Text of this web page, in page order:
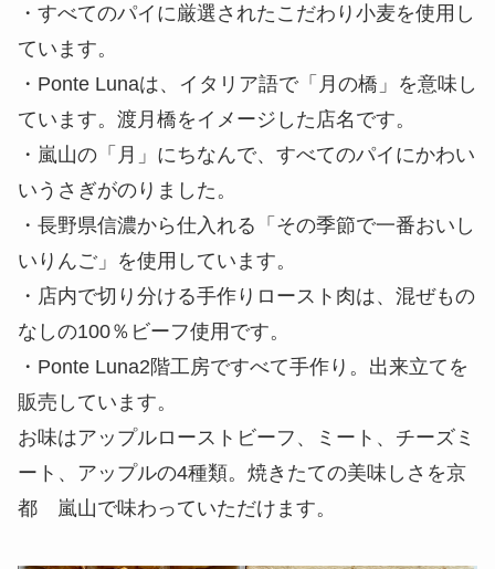
・すべてのパイに厳選されたこだわり小麦を使用し
ています。
・Ponte Lunaは、イタリア語で「月の橋」を意味し
ています。渡月橋をイメージした店名です。
・嵐山の「月」にちなんで、すべてのパイにかわい
いうさぎがのりました。
・長野県信濃から仕入れる「その季節で一番おいし
いりんご」を使用しています。
・店内で切り分ける手作りロースト肉は、混ぜもの
なしの100％ビーフ使用です。
・Ponte Luna2階工房ですべて手作り。出来立てを
販売しています。
お味はアップルローストビーフ、ミート、チーズミ
ート、アップルの4種類。焼きたての美味しさを京
都 嵐山で味わっていただけます。